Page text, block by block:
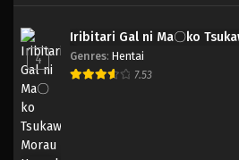
4
Iribitari Gal ni Ma〇ko
Genres: Hentai
7.53